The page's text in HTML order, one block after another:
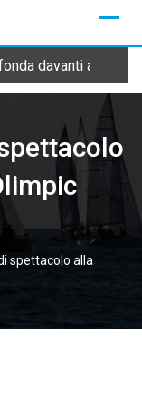
davanti alla
spettacolo alla